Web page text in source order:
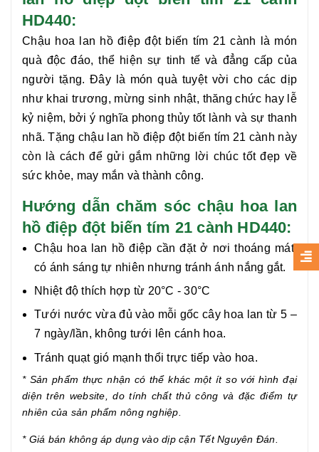
HD440:
Chậu hoa lan hồ điệp đột biến tím 21 cành là món
quà độc đáo, thể hiện sự tinh tế và đẳng cấp của
người tặng. Đây là món quà tuyệt vời cho các dịp
như khai trương, mừng sinh nhật, thăng chức hay lễ
kỷ niệm, bởi ý nghĩa phong thủy tốt lành và sự thanh
nhã. Tặng chậu lan hồ điệp đột biến tím 21 cành này
còn là cách để gửi gắm những lời chúc tốt đẹp về
sức khỏe, may mắn và thành công.
Hướng dẫn chăm sóc chậu hoa lan
hồ điệp đột biến tím 21 cành HD440:
Chậu hoa lan hồ điệp cần đặt ở nơi thoáng mát,
có ánh sáng tự nhiên nhưng tránh ánh nắng gắt.
Nhiệt độ thích hợp từ 20°C - 30°C
Tưới nước vừa đủ vào mỗi gốc cây hoa lan từ 5 –
7 ngày/lần, không tưới lên cánh hoa.
Tránh quạt gió mạnh thổi trực tiếp vào hoa.
* Sản phẩm thực nhận có thể khác một ít so với hình đại
diện trên website, do tính chất thủ công và đặc điểm tự
nhiên của sản phẩm nông nghiệp.
* Giá bán không áp dụng vào dịp cận Tết Nguyên Đán.